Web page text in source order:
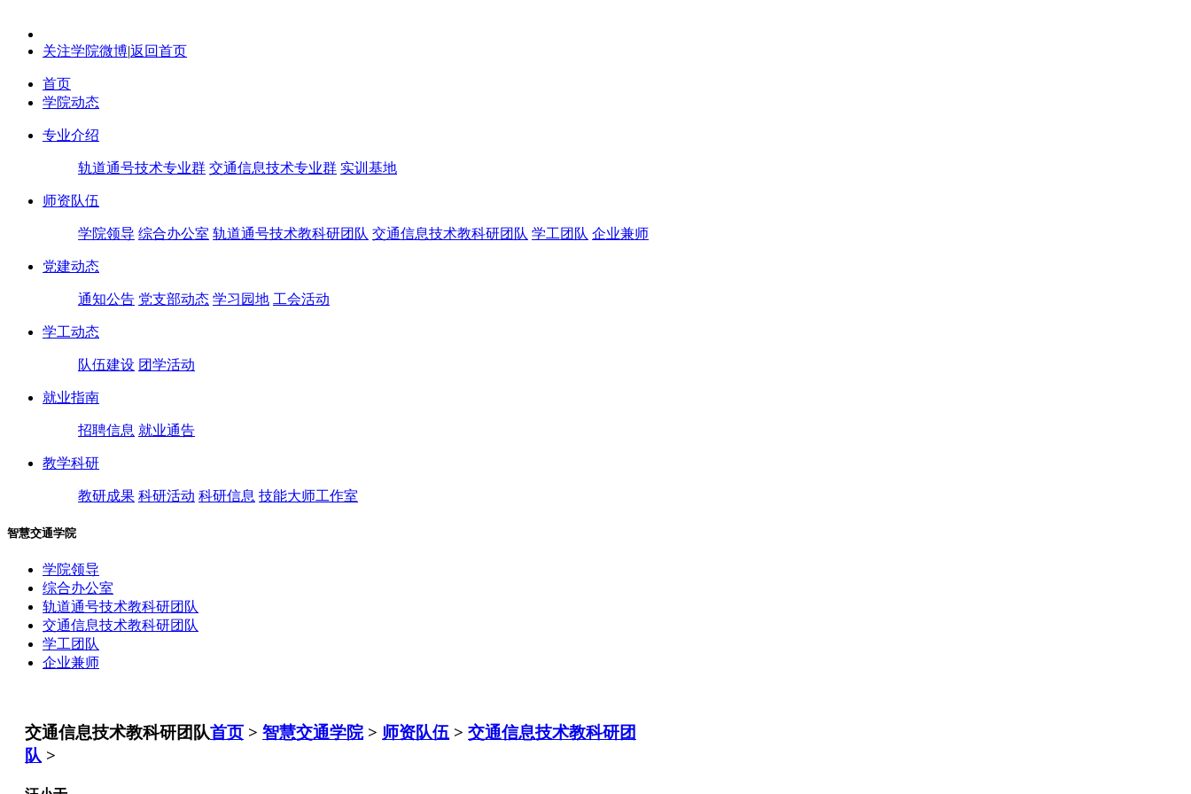
关注学院微博|返回首页
首页
学院动态
专业介绍
轨道通号技术专业群 交通信息技术专业群 实训基地
师资队伍
学院领导 综合办公室 轨道通号技术教科研团队 交通信息技术教科研团队 学工团队 企业兼师
党建动态
通知公告 党支部动态 学习园地 工会活动
学工动态
队伍建设 团学活动
就业指南
招聘信息 就业通告
教学科研
教研成果 科研活动 科研信息 技能大师工作室
智慧交通学院
学院领导
综合办公室
轨道通号技术教科研团队
交通信息技术教科研团队
学工团队
企业兼师
交通信息技术教科研团队首页 > 智慧交通学院> 师资队伍 > 交通信息技术教科研团
队 >